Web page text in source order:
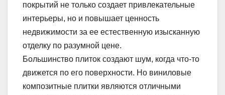
покрытий не только создает привлекательные
интерьеры, но и повышает ценность
недвижимости за ее естественную изысканную
отделку по разумной цене.
Большинство плиток создают шум, когда что-то
движется по его поверхности. Но виниловые
композитные плитки являются отличными